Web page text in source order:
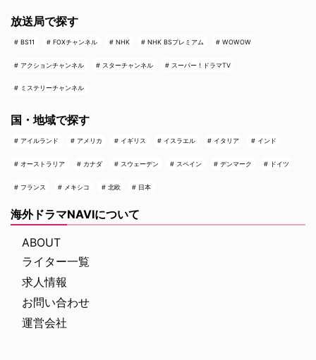
放送局で探す
BS11 FOXチャンネル NHK NHK BSプレミアム WOWOW
アクションチャンネル スターチャンネル スーパー！ドラマTV
ミステリーチャンネル
国・地域で探す
アイルランド アメリカ イギリス イスラエル イタリア インド
オーストラリア カナダ スウェーデン スペイン デンマーク ドイツ
フランス メキシコ 北欧 日本
海外ドラマNAVIについて
ABOUT
ライター一覧
求人情報
お問い合わせ
運営会社